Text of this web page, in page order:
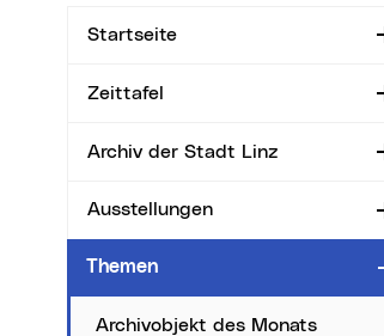
Startseite
Zeittafel
Archiv der Stadt Linz
Ausstellungen
Themen
Archivobjekt des Monats